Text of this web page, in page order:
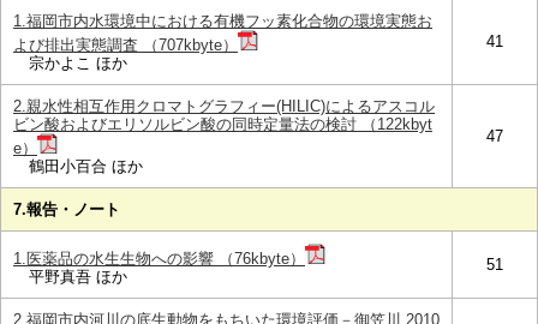
1.福岡市内水環境中における有機フッ素化合物の環境実態お
よび排出実態調査 （707kbyte）
宗かよこ ほか
41
2.親水性相互作用クロマトグラフィー(HILIC)によるアスコル
ビン酸およびエリソルビン酸の同時定量法の検討 （122kbyt
e）
鶴田小百合 ほか
47
7.報告・ノート
1.医薬品の水生生物への影響 （76kbyte）
平野真吾 ほか
51
2.福岡市内河川の底生動物をもちいた環境評価－御笠川,2010